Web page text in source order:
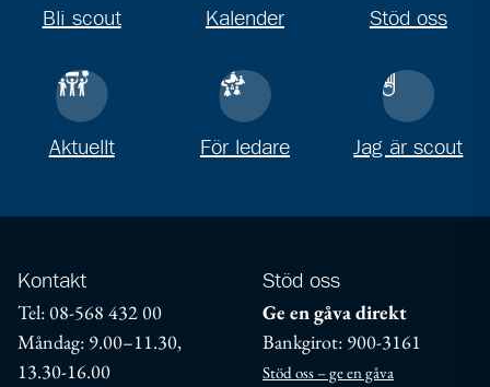
Bli scout Kalender Stöd oss
Aktuellt För ledare Jag är scout
Kontakt
Tel: 08-568 432 00
Måndag: 9.00–11.30,
13.30-16.00
Stöd oss
Ge en gåva direkt
Bankgirot: 900-3161
Stöd oss – ge en gåva